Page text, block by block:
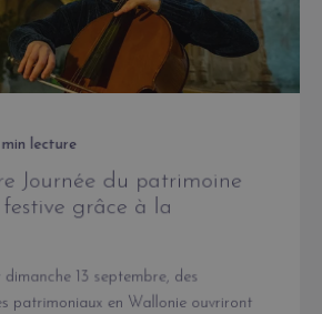
min lecture
Journée du patrimoine
grâce à la
dimanche 13 septembre, des
patrimoniaux en Wallonie ouvriront